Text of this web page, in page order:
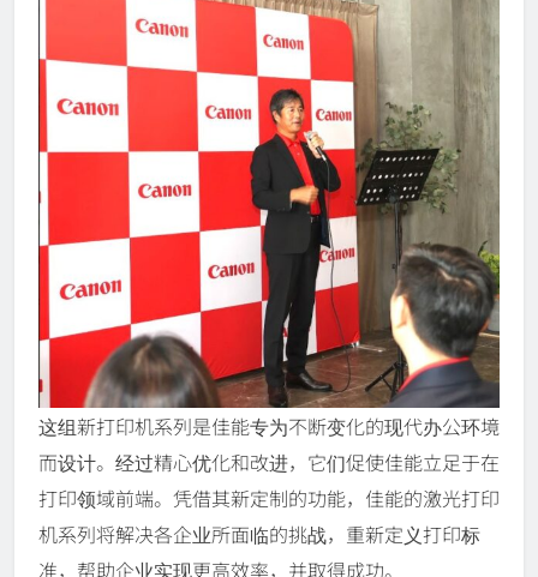
这组新打印机系列是佳能专为不断变化的现代办公环境
而设计。经过精心优化和改进，它们促使佳能立足于在
打印领域前端。凭借其新定制的功能，佳能的激光打印
机系列将解决各企业所面临的挑战，重新定义打印标
准，帮助企业实现更高效率，并取得成功。